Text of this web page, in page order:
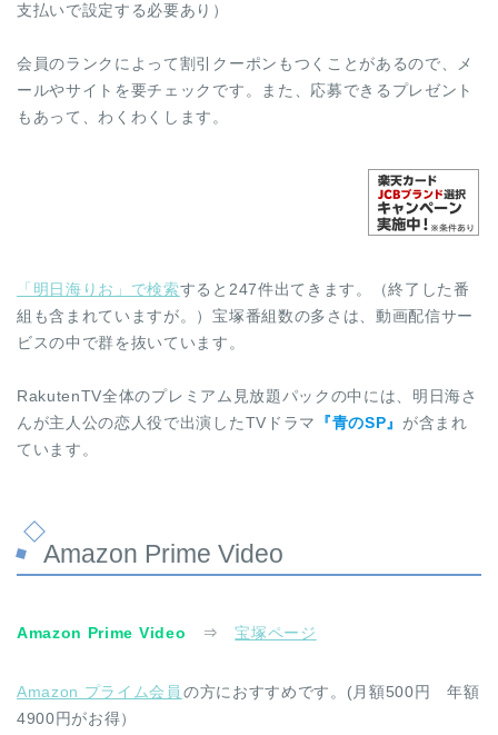
支払いで設定する必要あり）
会員のランクによって割引クーポンもつくことがあるので、メ
ールやサイトを要チェックです。また、応募できるプレゼント
もあって、わくわくします。
「明日海りお」で検索すると247件出てきます。（終了した番
組も含まれていますが。）宝塚番組数の多さは、動画配信サー
ビスの中で群を抜いています。
RakutenTV全体のプレミアム見放題パックの中には、明日海さ
んが主人公の恋人役で出演したTVドラマ
『青のSP』 が含まれ
ています。
Amazon Prime Video
Amazon Prime Video ⇒宝塚ページ
Amazon プライム会員 の方におすすめです。(月額500円 年額
4900円がお得）